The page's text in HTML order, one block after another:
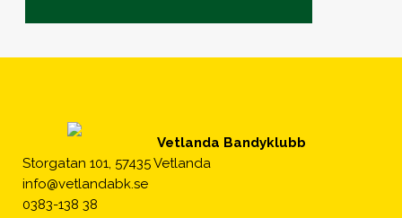
Vetlanda Bandyklubb
Storgatan 101, 57435 Vetlanda
info@vetlandabk.se
0383-138 38